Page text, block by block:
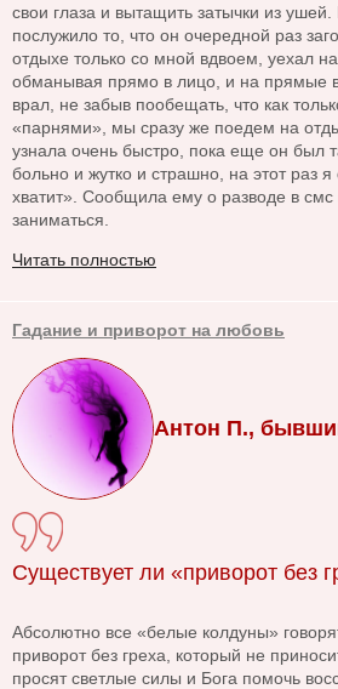
свои глаза и вытащить затычки из
послужило то, что он очередной раз
отдыхе только со мной вдвоем, уехал
обманывая прямо в лицо, и на прямые
врал, не забыв пообещать, что как
«парнями», мы сразу же поедем на
узнала очень быстро, пока еще он был
больно и жутко и страшно, на этот раз я
хватит». Сообщила ему о разводе в
заниматься.
Читать полностью
Гадание и приворот на любовь
Антон П.,
Существует ли «приворот без
Абсолютно все «белые колдуны»
приворот без греха, который не
просят светлые силы и Бога помочь